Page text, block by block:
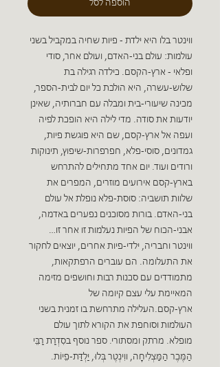
הוספה לסל
ווינטר בלו היא ילדת - פיות שחיה במקביל בשני
עולמות: עולם בני-האדם, ועולם אחר, סודי
ופלאי - ארץ-הקסם. כילדה רגילה בת
שלוש-עשרה, היא הולכת כל יום לבית-הספר,
מכינה שיעורי-בית ומבלה עם חברותיה, שאינן
יודעות את סודה. מדי לילה היא הופכת לפיה
ועפה אל ארץ-קסם, שם היא פוגשת פיות,
גמדונים, סוסי-פלא, חפרפרות-שיפוץ, תינוקות
ורודים ועוד. יום אחד מתחילים להתרחש
בארץ-קסם אירועים מוזרים, המפרים את
שלוות תושביה: סוסת-פלא נופלת אל עולם
בני-האדם. בורות מסוכנים נפערים באדמה,
אבני-הכוח של הפיות נעלמות זו אחר זו…
ווינטר וחבריה, ילדי-פיות אחרים, יוצאים לחקור
את התעלומה. הם עוברים הרפתקאות,
מתמודדים עם סכנות רבות וחושפים מזימה
המאיימת עלי עצם קיומה של
ארץ-קסם.העלילה מתרחשת בו זמנית בשני
העולמות וסוחפת את הקורא לתוך עולם
מופלא. מרתק ומסתורי. ספר נוסף בסִדְרַת רַבֵּי
הַמֶּכֶר הַמַּצְלִיחָה, ווִינְטֶר בְּלוּ, יַלְדַּת-פֵיוֹת.